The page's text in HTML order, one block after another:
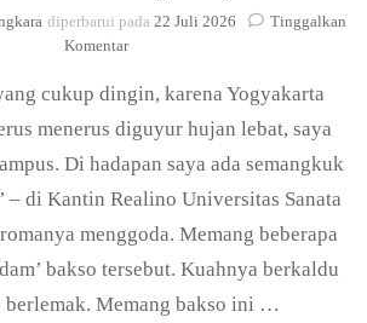
diperbarui pada 22 Juli 2026
Tinggalkan
Komentarpada
Tidak
Bohong:
Peristiwa
Rasa
Gustatory
Subjects
cukup dingin, karena Yogyakarta
menerus diguyur hujan lebat, saya
Di hadapan saya ada semangkuk
– di Kantin Realino Universitas Sanata
menggoda. Memang beberapa
bakso tersebut. Kuahnya berkaldu
berlemak. Memang bakso ini …